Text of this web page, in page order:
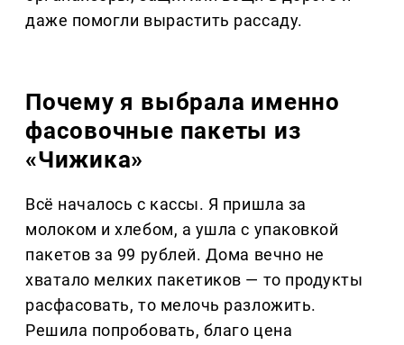
даже помогли вырастить рассаду.
Почему я выбрала именно
фасовочные пакеты из
«Чижика»
Всё началось с кассы. Я пришла за
молоком и хлебом, а ушла с упаковкой
пакетов за 99 рублей. Дома вечно не
хватало мелких пакетиков — то продукты
расфасовать, то мелочь разложить.
Решила попробовать, благо цена